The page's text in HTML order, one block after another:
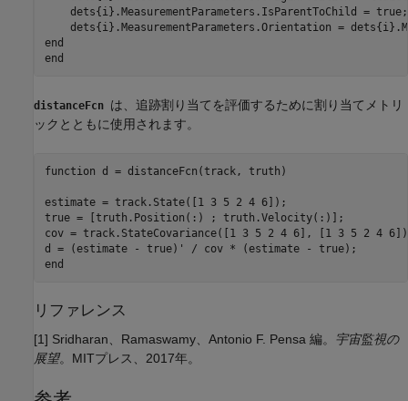
dets{i}.MeasurementParameters.IsParentToChild =
end
end
distanceFcn は、追跡割り当てを評価するために割り当てメトリ
ックとともに使用されます。
function d = distanceFcn(track, truth)
estimate = track.State([1 3 5 2 4 6]);
true = [truth.Position(:) ; truth.Velocity(:)];
cov = track.StateCovariance([1 3 5 2 4 6], [1 3 5 2 4
end
リファレンス
[1] Sridharan、Ramaswamy、Antonio F. Pensa 編。 宇宙監視の
展望。MITプレス、2017年。